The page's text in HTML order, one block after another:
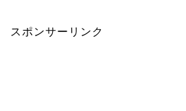
スポンサーリンク